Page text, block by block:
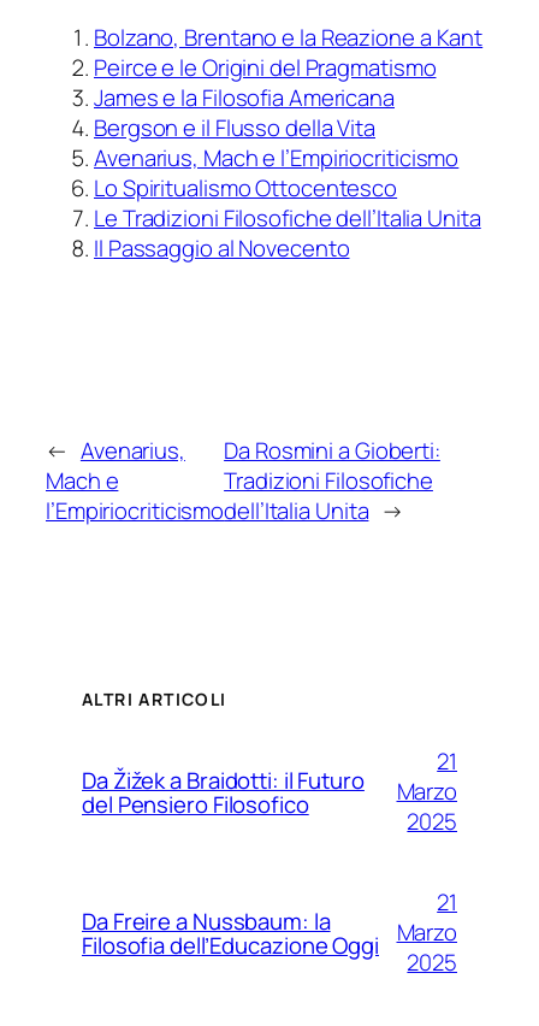
Bolzano, Brentano e la Reazione a Kant
Peirce e le Origini del Pragmatismo
James e la Filosofia Americana
Bergson e il Flusso della Vita
Avenarius, Mach e l’Empiriocriticismo
Lo Spiritualismo Ottocentesco
Le Tradizioni Filosofiche dell’Italia Unita
Il Passaggio al Novecento
← Avenarius,
Mach e
l’Empiriocriticismo
Da Rosmini a Gioberti:
Tradizioni Filosofiche
dell’Italia Unita →
ALTRI ARTICOLI
Da Žižek a Braidotti: il Futuro
del Pensiero Filosofico
21
Marzo
2025
Da Freire a Nussbaum: la
Filosofia dell’Educazione Oggi
21
Marzo
2025